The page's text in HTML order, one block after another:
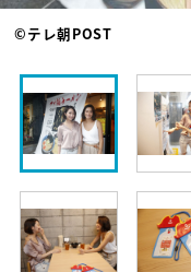
©テレ朝POST